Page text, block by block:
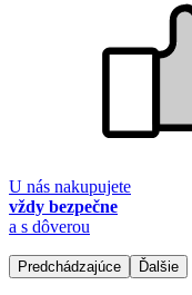
U nás nakupujete
vždy bezpečne
a s dôverou
Predchádzajúce Ďalšie